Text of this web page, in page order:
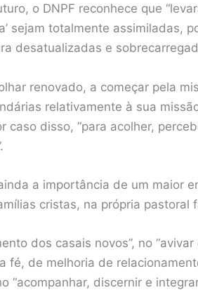
o DNPF reconhece que
sejam totalmente assimiladas,
desatualizadas e
renovado, a começar pela
relativamente à sua
caso disso, “para acolher,
a importância de um maior
cristas, na própria pastoral
dos casais novos”, no
fé, de melhoria de
“acompanhar, discernir e